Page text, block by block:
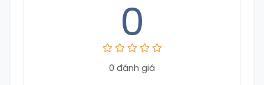
0
0 đánh giá